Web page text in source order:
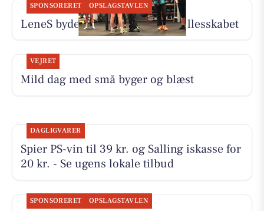
SPONSORERET OPSLAGSTAVLEN
LeneS byder dig velkommen i fællesskabet
VEJRET
Mild dag med små byger og blæst
DAGLIGVARER
Spier PS-vin til 39 kr. og Salling iskasse for
20 kr. - Se ugens lokale tilbud
SPONSORERET OPSLAGSTAVLEN